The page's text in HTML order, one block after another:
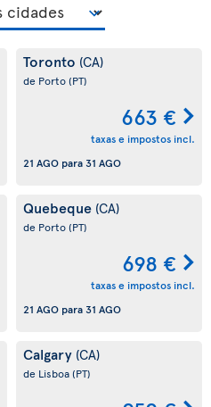
Toronto (CA)
de Porto(PT)
663 €
taxas e impostos incl.
21 AGO para 31 AGO
Quebeque (CA)
de Porto(PT)
698 €
taxas e impostos incl.
21 AGO para 31 AGO
Calgary (CA)
de Lisboa(PT)